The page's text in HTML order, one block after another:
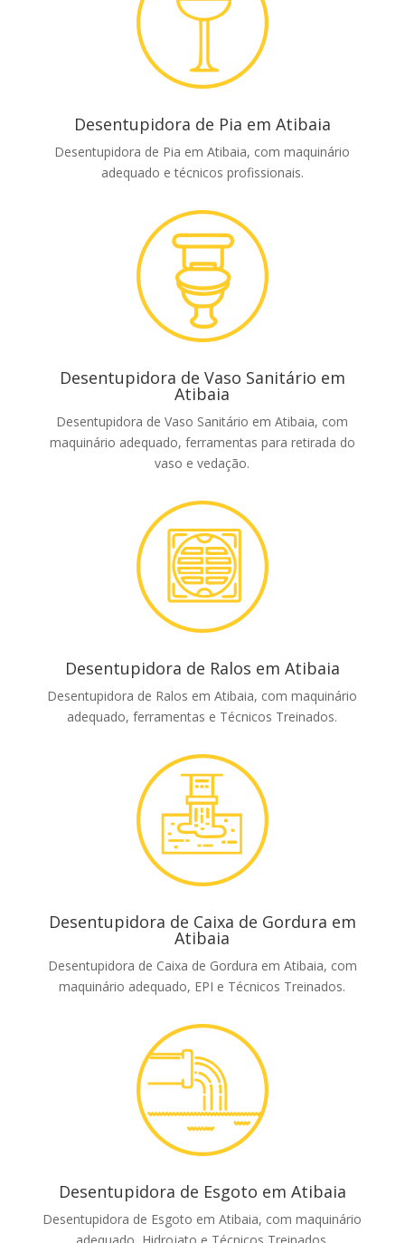
Desentupidora de Pia em Atibaia
Desentupidora de Pia em Atibaia, com maquinário
adequado e técnicos profissionais.
Desentupidora de Vaso Sanitário em
Atibaia
Desentupidora de Vaso Sanitário em Atibaia, com
maquinário adequado, ferramentas para retirada do
vaso e vedação.
Desentupidora de Ralos em Atibaia
Desentupidora de Ralos em Atibaia, com maquinário
adequado, ferramentas e Técnicos Treinados.
Desentupidora de Caixa de Gordura em
Atibaia
Desentupidora de Caixa de Gordura em Atibaia, com
maquinário adequado, EPI e Técnicos Treinados.
Desentupidora de Esgoto em Atibaia
Desentupidora de Esgoto em Atibaia, com maquinário